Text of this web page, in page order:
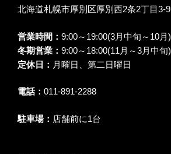
北海道札幌市厚別区厚別西2条2丁目3-9
営業時間： 9:00～19:00(3月中旬～10月)
冬期営業： 9:00～18:00(11月～3月中旬)
定休日： 月曜日、第二日曜日
電話： 011-891-2288
駐車場： 店舗前に1台